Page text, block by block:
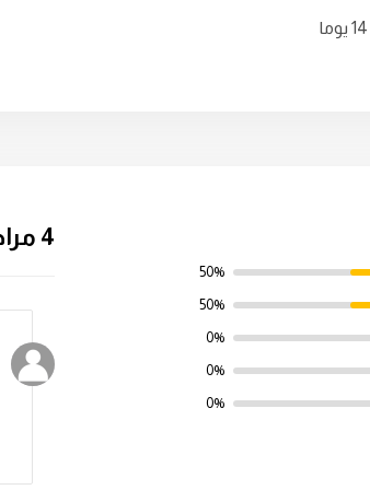
4 مراجعات لـ
50%
50%
0%
0%
0%